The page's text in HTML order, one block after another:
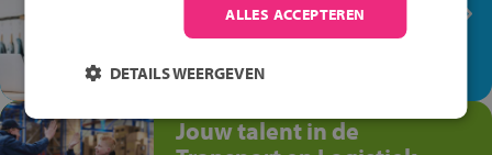
Ontdek via het vmbo jouw talent
op de winkelvloer, waar elke dag
anders is!
Jouw talent in de
ALLES ACCEPTEREN
DETAILS WEERGEVEN